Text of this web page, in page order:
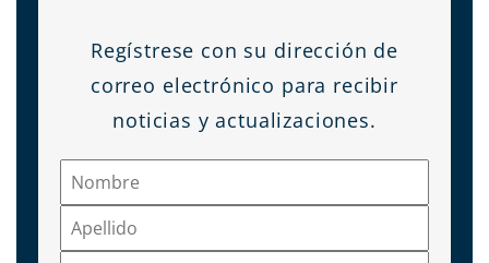
Regístrese con su dirección de
correo electrónico para recibir
noticias y actualizaciones.